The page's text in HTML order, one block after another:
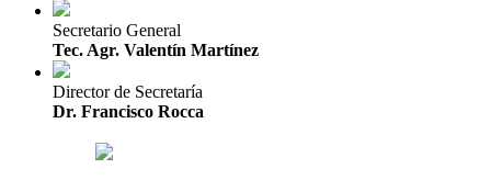
Secretario General
Tec. Agr. Valentín Martínez
Director de Secretaría
Dr. Francisco Rocca